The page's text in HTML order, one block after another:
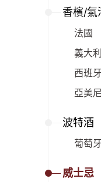
香檳/氣
法國
義大利
西班牙
亞美
波特酒
葡萄牙
威士忌